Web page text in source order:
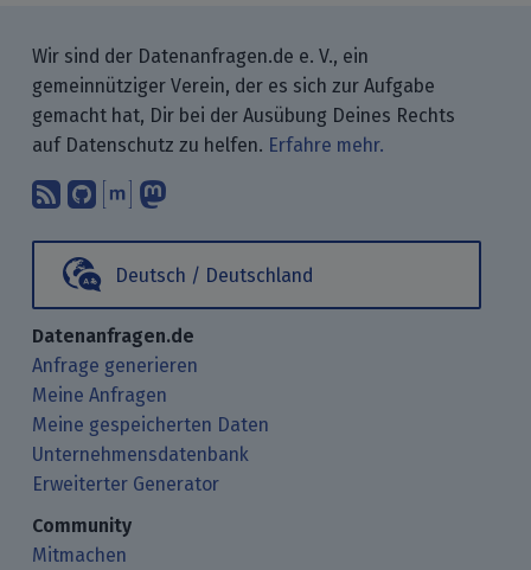
Wir sind der Datenanfragen.de e. V., ein
gemeinnütziger Verein, der es sich zur Aufgabe
gemacht hat, Dir bei der Ausübung Deines Rechts
auf Datenschutz zu helfen. Erfahre mehr.
Abonniere unsere Blogbeiträge mit
Finde uns bei GitHub.
Unterhalte Dich mit uns über
Deutsch / Deutschland
Datenanfragen.de
Anfrage generieren
Meine Anfragen
Meine gespeicherten Daten
Unternehmensdatenbank
Erweiterter Generator
Community
Mitmachen